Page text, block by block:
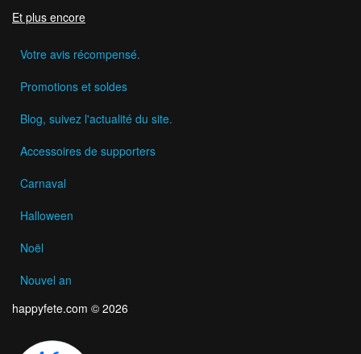
Et plus encore
Votre avis récompensé.
Promotions et soldes
Blog, suivez l'actualité du site.
Accessoires de supporters
Carnaval
Halloween
Noël
Nouvel an
happyfete.com © 2026